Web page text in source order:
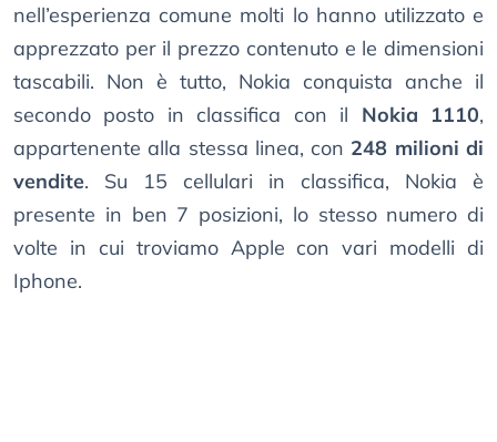
nell’esperienza comune molti lo hanno utilizzato e
apprezzato per il prezzo contenuto e le dimensioni
tascabili. Non è tutto, Nokia conquista anche il
secondo posto in classifica con il Nokia 1110,
appartenente alla stessa linea, con 248 milioni di
vendite. Su 15 cellulari in classifica, Nokia è
presente in ben 7 posizioni, lo stesso numero di
volte in cui troviamo Apple con vari modelli di
Iphone.